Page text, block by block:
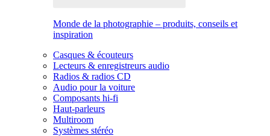
Monde de la photographie – produits, conseils et
inspiration
Casques & écouteurs
Lecteurs & enregistreurs audio
Radios & radios CD
Audio pour la voiture
Composants hi-fi
Haut-parleurs
Multiroom
Systèmes stéréo